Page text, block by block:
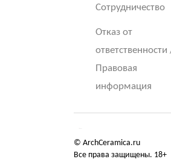
Сотрудничество
Отказ от
ответственности
Правовая
информация
© ArchCeramica.ru
Все права защищены. 18+